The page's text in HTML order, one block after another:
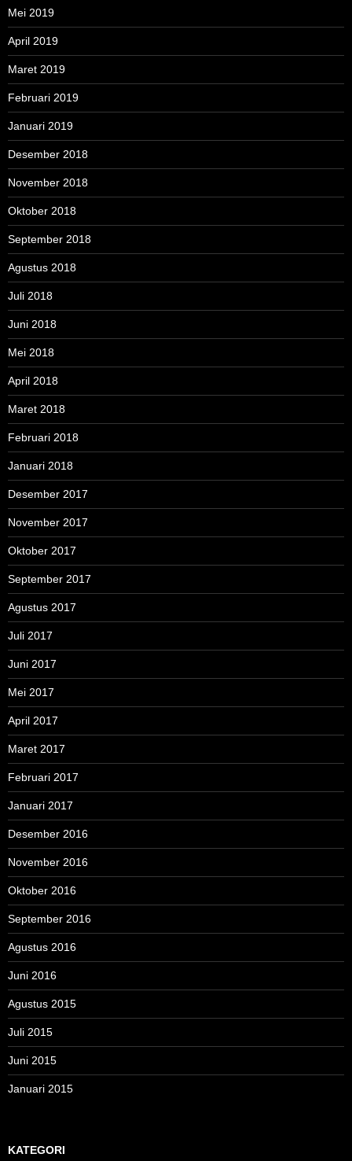
Mei 2019
April 2019
Maret 2019
Februari 2019
Januari 2019
Desember 2018
November 2018
Oktober 2018
September 2018
Agustus 2018
Juli 2018
Juni 2018
Mei 2018
April 2018
Maret 2018
Februari 2018
Januari 2018
Desember 2017
November 2017
Oktober 2017
September 2017
Agustus 2017
Juli 2017
Juni 2017
Mei 2017
April 2017
Maret 2017
Februari 2017
Januari 2017
Desember 2016
November 2016
Oktober 2016
September 2016
Agustus 2016
Juni 2016
Agustus 2015
Juli 2015
Juni 2015
Januari 2015
KATEGORI